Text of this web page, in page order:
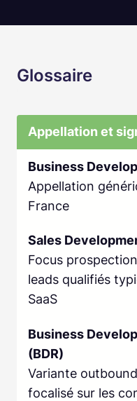
Glossaire
Appellation et
Business
Appellation
France
Sales
Focus
leads qualifiés
SaaS
Business
(BDR)
Variante
focalisé sur les